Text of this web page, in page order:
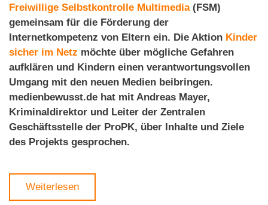
Freiwillige Selbstkontrolle Multimedia(FSM)
gemeinsam für die Förderung der
Internetkompetenz von Eltern ein. Die Aktion Kinder
sicher im Netz möchte über mögliche Gefahren
aufklären und Kindern einen verantwortungsvollen
Umgang mit den neuen Medien beibringen.
medienbewusst.de hat mit Andreas Mayer,
Kriminaldirektor und Leiter der Zentralen
Geschäftsstelle der ProPK, über Inhalte und Ziele
des Projekts gesprochen.
Weiterlesen